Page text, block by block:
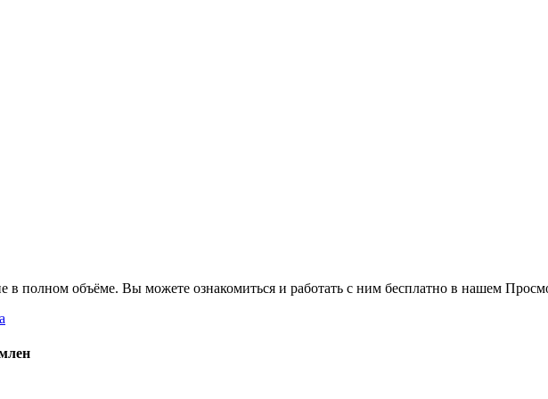
в полном объёме. Вы можете ознакомиться и работать с ним бесплатно в нашем